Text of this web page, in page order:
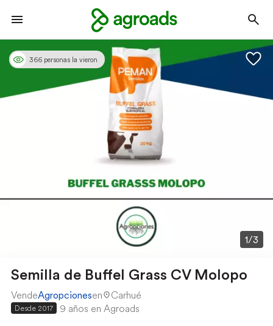
1/3
366 personas la vieron
Semilla de Buffel Grass CV Molopo
VendeAgropcionesen Carhué
Desde 2017 9 años en Agroads